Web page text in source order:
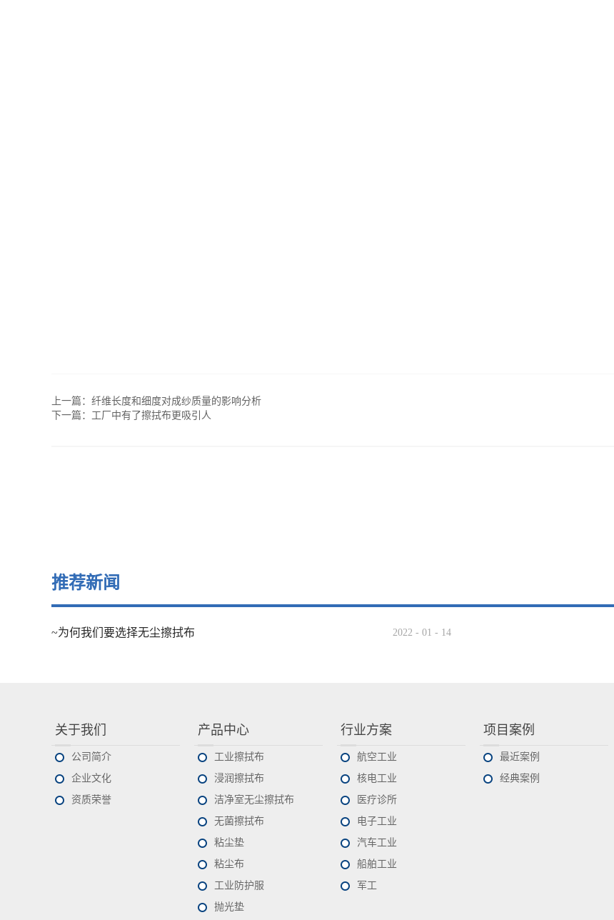
上一篇： 纤维长度和细度对成纱质量的影响分析
下一篇： 工厂中有了擦拭布更吸引人
推荐新闻
~为何我们要选择无尘擦拭布 2022 - 01 - 14
关于我们
公司简介
企业文化
资质荣誉
产品中心
工业擦拭布
浸润擦拭布
洁净室无尘擦拭布
无菌擦拭布
粘尘垫
粘尘布
工业防护服
抛光垫
行业方案
航空工业
核电工业
医疗诊所
电子工业
汽车工业
船舶工业
军工
项目案例
最近案例
经典案例